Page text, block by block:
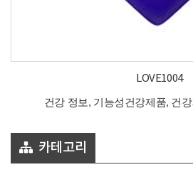
LOVE1004
건강 정보, 기능성건강제품, 건
카테고리